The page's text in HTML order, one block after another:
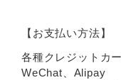
【お支払い方法】
各種クレジットカ
WeChat、Alipay